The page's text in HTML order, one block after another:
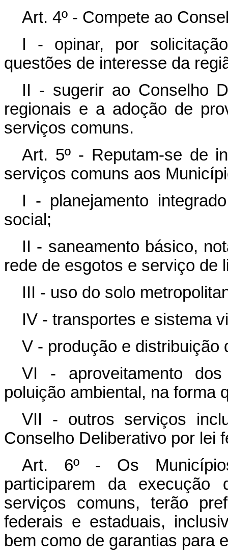
Art. 4º - Compete ao
I - opinar, por
questões de interesse da
II - sugerir ao Conselho
regionais e a adoção de
serviços comuns.
Art. 5º - Reputam-se de
serviços comuns aos
I - planejamento
social;
II - saneamento básico,
rede de esgotos e serviço de
III - uso do solo
IV - transportes e sistema
V - produção e
VI - aproveitamento
poluição ambiental, na forma
VII - outros serviços
Conselho Deliberativo por lei
Art. 6º - Os
participarem da execução
serviços comuns, terão
federais e estaduais,
bem como de garantias para